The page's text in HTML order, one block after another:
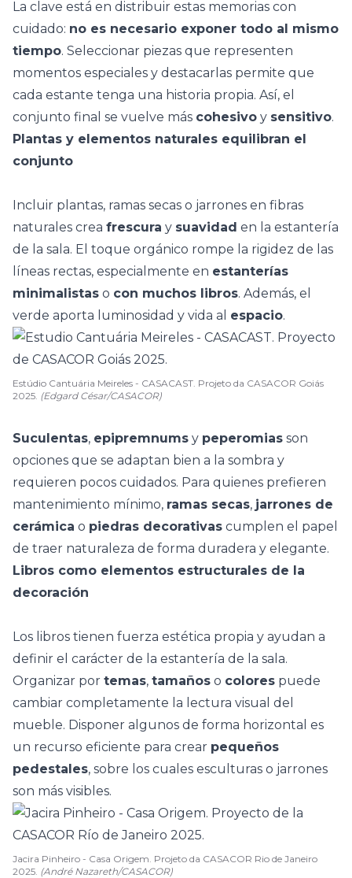
La clave está en distribuir estas memorias con
cuidado: no es necesario exponer todo al mismo
tiempo. Seleccionar piezas que representen
momentos especiales y destacarlas permite que
cada estante tenga una historia propia. Así, el
conjunto final se vuelve más cohesivo y sensitivo.
Plantas y elementos naturales equilibran el
conjunto
Incluir plantas, ramas secas o jarrones en fibras
naturales crea frescura y suavidad en la estantería
de la sala. El toque orgánico rompe la rigidez de las
líneas rectas, especialmente en estanterías
minimalistas o con muchos libros. Además, el
verde aporta luminosidad y vida al espacio.
Estúdio Cantuária Meireles - CASACAST. Projeto da CASACOR Goiás
2025. (Edgard César/CASACOR)
Suculentas, epipremnums y peperomias son
opciones que se adaptan bien a la sombra y
requieren pocos cuidados. Para quienes prefieren
mantenimiento mínimo, ramas secas, jarrones de
cerámica o piedras decorativas cumplen el papel
de traer naturaleza de forma duradera y elegante.
Libros como elementos estructurales de la
decoración
Los libros tienen fuerza estética propia y ayudan a
definir el carácter de la estantería de la sala.
Organizar por temas, tamaños o colores puede
cambiar completamente la lectura visual del
mueble. Disponer algunos de forma horizontal es
un recurso eficiente para crear pequeños
pedestales, sobre los cuales esculturas o jarrones
son más visibles.
Jacira Pinheiro - Casa Origem. Projeto da CASACOR Rio de Janeiro
2025. (André Nazareth/CASACOR)